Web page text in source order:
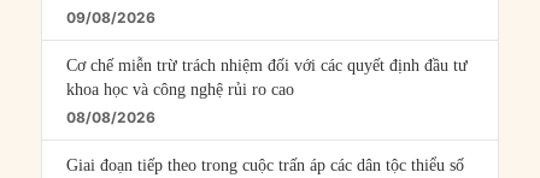
09/08/2026
Cơ chế miễn trừ trách nhiệm đối với các quyết định đầu tư
khoa học và công nghệ rủi ro cao
08/08/2026
Giai đoạn tiếp theo trong cuộc trấn áp các dân tộc thiểu số